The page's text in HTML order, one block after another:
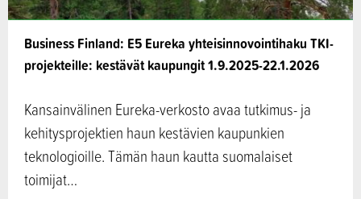
Business Finland: E5 Eureka yhteisinnovointihaku TKI-
projekteille: kestävät kaupungit 1.9.2025-22.1.2026
Kansainvälinen Eureka-verkosto avaa tutkimus- ja
kehitysprojektien haun kestävien kaupunkien
teknologioille. Tämän haun kautta suomalaiset
toimijat…